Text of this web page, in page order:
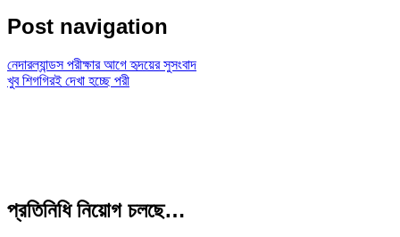
Post navigation
নেদারল্যান্ডস পরীক্ষার আগে হৃদয়ের সুসংবাদ
খুব শিগগিরই দেখা হচ্ছে পরী
প্রতিনিধি নিয়োগ চলছে…